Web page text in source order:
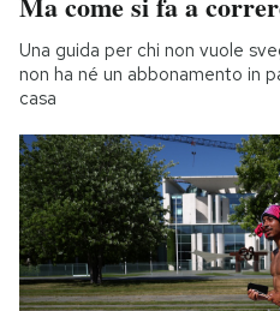
Una guida per chi non vuole
non ha né un abbonamento in
casa